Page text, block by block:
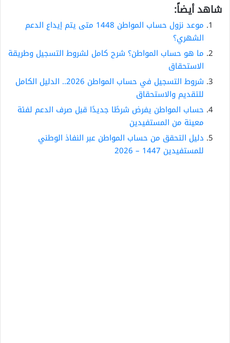
شاهد أيضاً:
موعد نزول حساب المواطن 1448 متى يتم إيداع الدعم
الشهري؟
ما هو حساب المواطن؟ شرح كامل لشروط التسجيل وطريقة
الاستحقاق
شروط التسجيل في حساب المواطن 2026.. الدليل الكامل
للتقديم والاستحقاق
حساب المواطن يفرض شرطًا جديدًا قبل صرف الدعم لفئة
معينة من المستفيدين
دليل التحقق من حساب المواطن عبر النفاذ الوطني
للمستفيدين 1447 – 2026